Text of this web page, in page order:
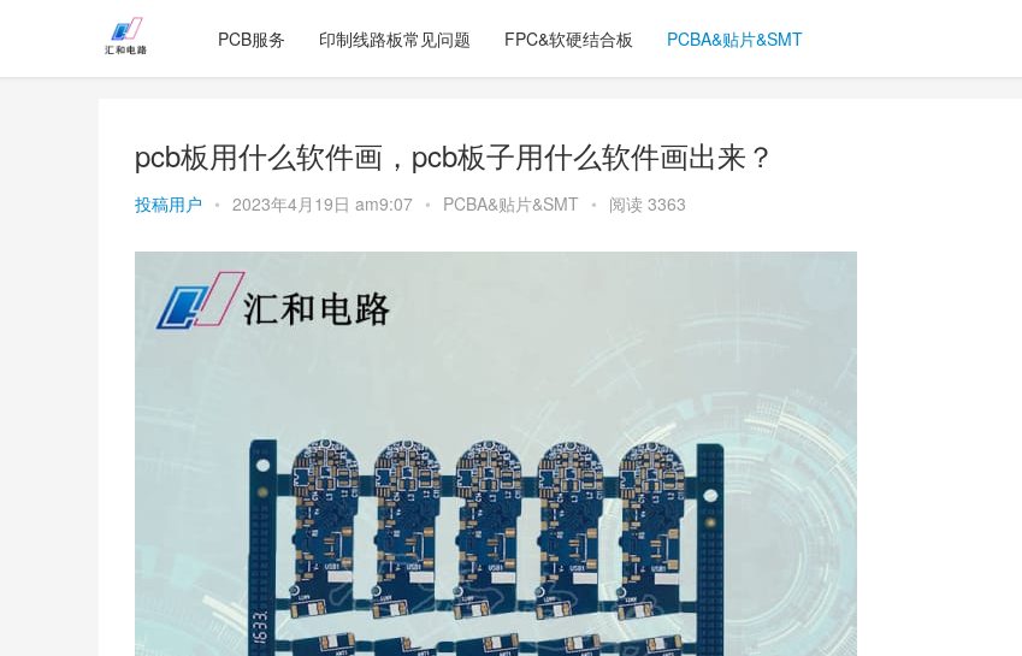
PCB服务 印制线路板常见问题 FPC&软硬结合板 PCBA&贴片&SMT
pcb板用什么软件画，pcb板子用什么软件画出来？
投稿用户 • 2023年4月19日 am9:07 • PCBA&贴片&SMT • 阅读 3363